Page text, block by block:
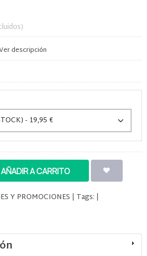
descripción
AÑADIR A CARRITO
Y PROMOCIONES | Tags: |